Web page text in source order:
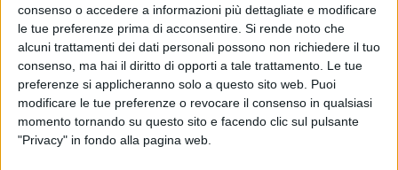
consenso o accedere a informazioni più dettagliate e modificare
le tue preferenze prima di acconsentire. Si rende noto che
alcuni trattamenti dei dati personali possono non richiedere il tuo
consenso, ma hai il diritto di opporti a tale trattamento. Le tue
preferenze si applicheranno solo a questo sito web. Puoi
modificare le tue preferenze o revocare il consenso in qualsiasi
momento tornando su questo sito e facendo clic sul pulsante
"Privacy" in fondo alla pagina web.